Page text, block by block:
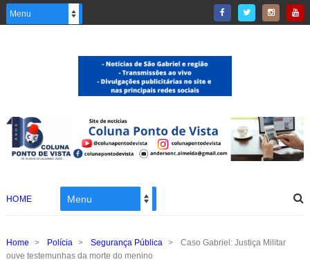
HOME
Home > Polícia > Segurança Pública >
Caso Gabriel: Justiça Militar
ouve testemunhas da morte do menino